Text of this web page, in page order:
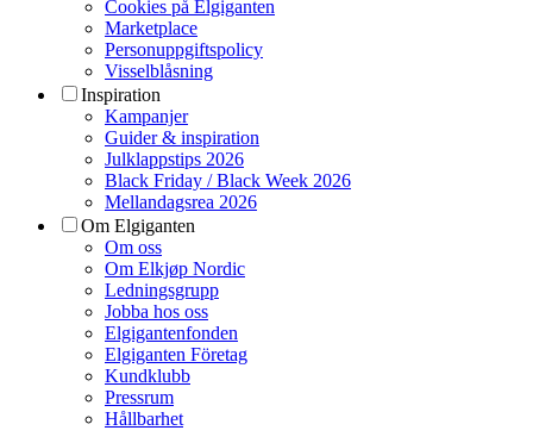
Cookies på Elgiganten
Marketplace
Personuppgiftspolicy
Visselblåsning
Inspiration
Kampanjer
Guider & inspiration
Julklappstips 2026
Black Friday / Black Week 2026
Mellandagsrea 2026
Om Elgiganten
Om oss
Om Elkjøp Nordic
Ledningsgrupp
Jobba hos oss
Elgigantenfonden
Elgiganten Företag
Kundklubb
Pressrum
Hållbarhet